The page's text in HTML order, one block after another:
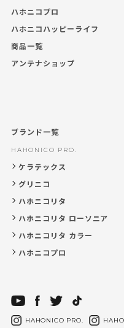
ハホニコプロ
ハホニコハッピーライフ
商品一覧
アンテナショップ
ブランド一覧
HAHONICO PRO.
ケラテックス
グリニコ
ハホニコリタ
ハホニコリタ ローソニア
ハホニコリタ カラー
ハホニコプロ
HAHONICO PRO.